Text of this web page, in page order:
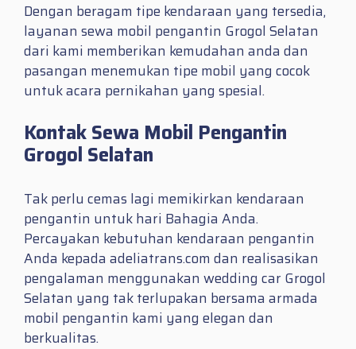
Dengan beragam tipe kendaraan yang tersedia,
layanan sewa mobil pengantin Grogol Selatan
dari kami memberikan kemudahan anda dan
pasangan menemukan tipe mobil yang cocok
untuk acara pernikahan yang spesial.
Kontak Sewa Mobil Pengantin
Grogol Selatan
Tak perlu cemas lagi memikirkan kendaraan
pengantin untuk hari Bahagia Anda.
Percayakan kebutuhan kendaraan pengantin
Anda kepada adeliatrans.com dan realisasikan
pengalaman menggunakan wedding car Grogol
Selatan yang tak terlupakan bersama armada
mobil pengantin kami yang elegan dan
berkualitas.